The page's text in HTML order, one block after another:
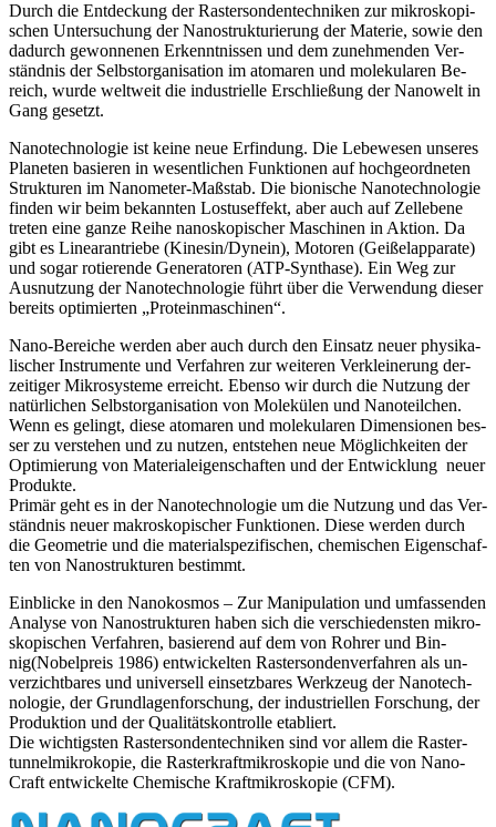
Durch die Ent­de­ckung der Ras­ter­son­den­tech­ni­ken zur mi­kro­sko­pi­
schen Un­ter­su­chung der Na­no­st­ruk­tu­rie­rung der Ma­te­rie, sowie den
da­durch ge­won­ne­nen Er­kennt­nis­sen und dem zu­neh­men­den Ver­
ständ­nis der Selbst­or­ga­ni­sa­ti­on im ato­ma­ren und mo­le­ku­la­ren Be­
reich, wurde welt­weit die in­dus­tri­el­le Er­schlie­ßung der Na­no­welt in
Gang ge­setzt.
Na­no­tech­no­lo­gie ist keine neue Er­fin­dung. Die Le­be­we­sen un­se­res
Pla­ne­ten ba­sie­ren in we­sent­li­chen Funk­tio­nen auf hoch­ge­ord­ne­ten
Struk­tu­ren im Nanometer-Maß­stab. Die bio­ni­sche Na­no­tech­no­lo­gie
fin­den wir beim be­kann­ten Los­tus­ef­fekt, aber auch auf Zel­le­be­ne
tre­ten eine ganze Reihe na­no­sko­pi­scher Ma­schi­nen in Ak­ti­on. Da
gibt es Li­ne­ar­an­trie­be (Ki­ne­sin/Dyn­ein), Mo­to­ren (Gei­ßel­ap­pa­ra­te)
und sogar ro­tie­ren­de Ge­ne­ra­to­ren (ATP-Syn­tha­se). Ein Weg zur
Aus­nut­zung der Na­no­tech­no­lo­gie führt über die Ver­wen­dung die­ser
be­reits op­ti­mier­ten „Pro­te­in­ma­schi­nen“.
Na­no-Be­rei­che werden aber auch durch den Ein­satz neuer phy­si­ka­
li­scher In­stru­men­te und Ver­fah­ren zur wei­te­ren Ver­klei­ne­rung der­
zei­ti­ger Mi­kro­sys­te­me erreicht. Ebenso wir durch die Nut­zung der
na­tür­li­chen Selbst­or­ga­ni­sa­ti­on von Mo­le­kü­len und Na­not­eil­chen.
Wenn es ge­lingt, diese ato­ma­ren und mo­le­ku­la­ren Di­men­sio­nen bes­
ser zu ver­ste­hen und zu nut­zen, ent­ste­hen neue Mög­lich­kei­ten der
Op­ti­mie­rung von Ma­te­ri­al­ei­gen­schaf­ten und der Ent­wick­lung neuer
Pro­duk­te.
Pri­mär geht es in der Na­no­tech­no­lo­gie um die Nut­zung und das Ver­
ständ­nis neuer ma­kro­sko­pi­scher Funk­tio­nen. Diese werden durch
die Geo­me­trie und die ma­te­ri­al­spe­zi­fi­schen, che­mi­schen Ei­gen­schaf­
ten von Na­no­st­ruk­tu­ren be­stimmt.
Ein­bli­cke in den Na­no­kos­mos – Zur Ma­ni­pu­la­ti­on und um­fas­sen­den
Ana­ly­se von Na­no­st­ruk­tu­ren haben sich die ver­schie­dens­ten mi­kro­
sko­pi­schen Ver­fah­ren, ba­sie­rend auf dem von Roh­rer und Bin­
nig(No­bel­preis 1986) ent­wi­ckel­ten Ras­ter­son­den­ver­fah­ren als un­
ver­zicht­ba­res und uni­ver­sell ein­setz­ba­res Werk­zeug der Na­no­tech­
no­lo­gie, der Grund­la­gen­for­schung, der in­dus­tri­el­len For­schung, der
Pro­duk­ti­on und der Qua­li­täts­kon­trol­le eta­bliert.
Die wich­tigs­ten Ras­ter­son­den­tech­ni­ken sind vor allem die Ras­ter­
tun­nel­mi­kro­ko­pie, die Ras­ter­kraft­mi­kro­sko­pie und die von Na­no­
Craft ent­wi­ckel­te Che­mi­sche Kraft­mi­kro­sko­pie (CFM).